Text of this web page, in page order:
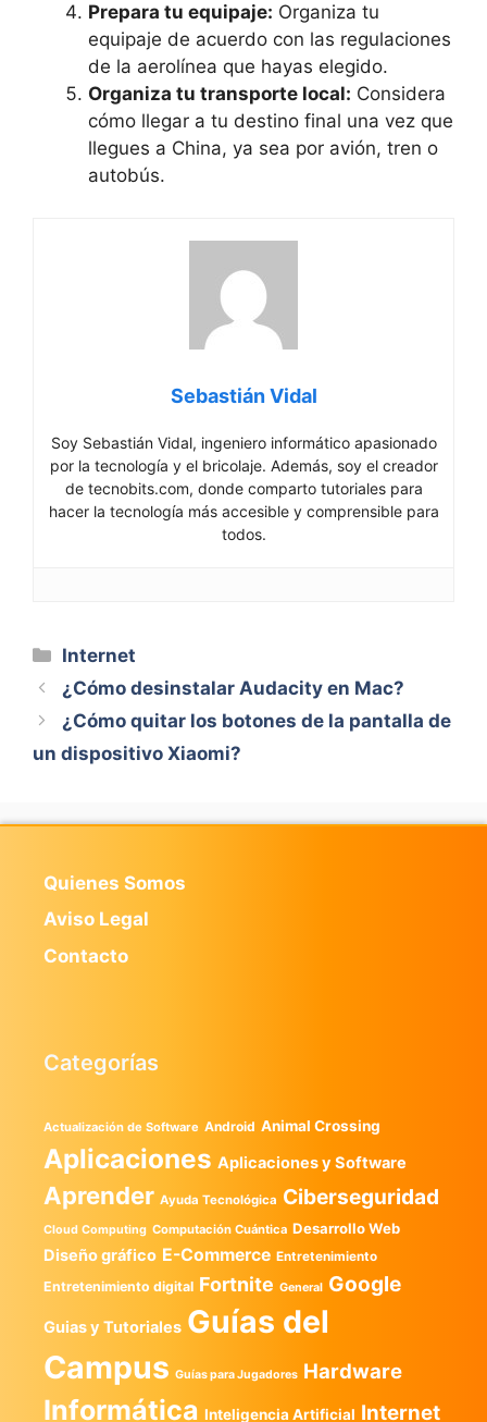
Prepara tu equipaje: Organiza tu
equipaje de acuerdo con las regulaciones
de la aerolínea que hayas elegido.
Organiza tu transporte local: Considera
cómo llegar a tu destino final una vez que
llegues a China, ya sea por avión, tren o
autobús.
Sebastián Vidal
Soy Sebastián Vidal, ingeniero informático apasionado
por la tecnología y el bricolaje. Además, soy el creador
de tecnobits.com, donde comparto tutoriales para
hacer la tecnología más accesible y comprensible para
todos.
Categorías
Internet
¿Cómo desinstalar Audacity en Mac?
¿Cómo quitar los botones de la pantalla de
un dispositivo Xiaomi?
Quienes Somos
Aviso Legal
Contacto
Categorías
Actualización de Software Android Animal Crossing
Aplicaciones Aplicaciones y Software
Aprender Ayuda Tecnológica Ciberseguridad
Cloud Computing Computación Cuántica Desarrollo Web
Diseño gráfico E-Commerce Entretenimiento
Entretenimiento digital Fortnite General Google
Guias y Tutoriales Guías del
Campus Guías para Jugadores Hardware
Informática Inteligencia Artificial Internet